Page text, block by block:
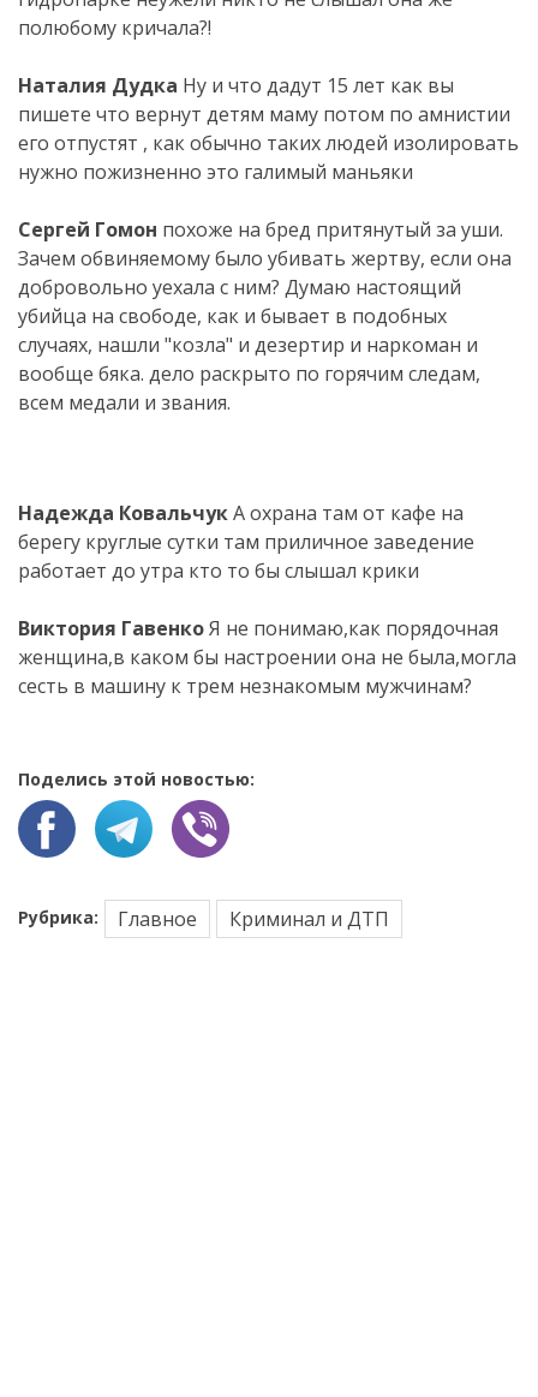
полюбому кричала?!
Наталия Дудка Ну и что дадут 15 лет как вы
пишете что вернут детям маму потом по амнистии
его отпустят , как обычно таких людей изолировать
нужно пожизненно это галимый маньяки
Сергей Гомон похоже на бред притянутый за уши.
Зачем обвиняемому было убивать жертву, если она
добровольно уехала с ним? Думаю настоящий
убийца на свободе, как и бывает в подобных
случаях, нашли "козла" и дезертир и наркоман и
вообще бяка. дело раскрыто по горячим следам,
всем медали и звания.
Надежда КовальчукА охрана там от кафе на
берегу круглые сутки там приличное заведение
работает до утра кто то бы слышал крики
Виктория ГавенкоЯ не понимаю,как порядочная
женщина,в каком бы настроении она не была,могла
сесть в машину к трем незнакомым мужчинам?
Поделись этой новостью:
Рубрика: Главное Криминал и ДТП